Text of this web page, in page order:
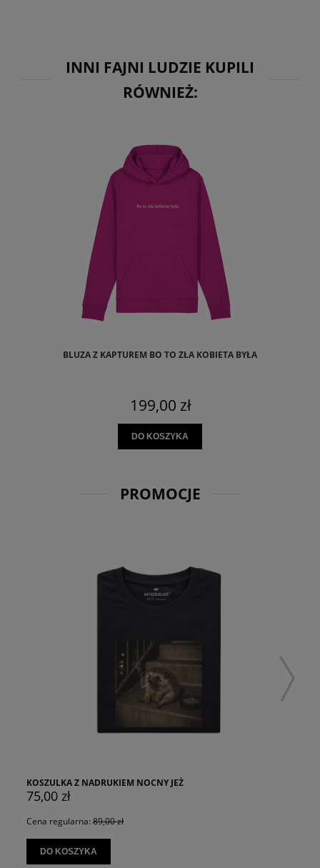
INNI FAJNI LUDZIE KUPILI
RÓWNIEŻ:
BLUZA Z KAPTUREM BO TO ZŁA KOBIETA BYŁA
199,00 zł
DO KOSZYKA
PROMOCJE
KOSZULKA Z NADRUKIEM NOCNY JEŻ
75,00 zł
Cena regularna: 89,00 zł
DO KOSZYKA